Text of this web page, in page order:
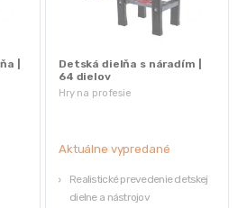
|
Hry na profesie
Detská dielňa s náradím |
64 dielov
Aktuálne vypredané
Realistické prevedenie detskej
dielne a nástrojov